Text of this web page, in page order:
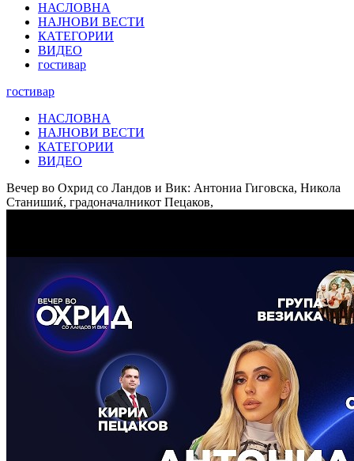
НАСЛОВНА
НАЈНОВИ ВЕСТИ
КАТЕГОРИИ
ВИДЕО
гостивар
гостивар
НАСЛОВНА
НАЈНОВИ ВЕСТИ
КАТЕГОРИИ
ВИДЕО
Вечер во Охрид со Ландов и Вик: Антониа Гиговска, Никола
Станишиќ, градоначалникот Пецаков,